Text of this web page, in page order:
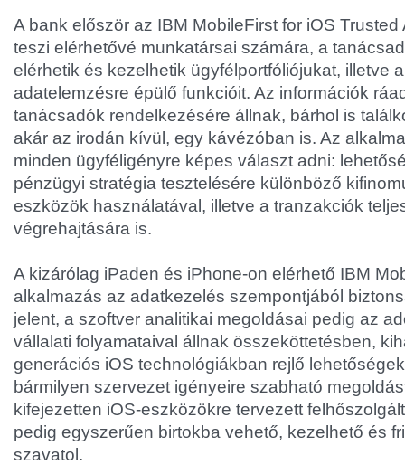
A bank először az IBM MobileFirst for iOS
teszi elérhetővé munkatársai számára, a
elérhetik és kezelhetik ügyfélportfóliójukat, illetve
adatelemzésre épülő funkcióit. Az információk
tanácsadók rendelkezésére állnak, bárhol is
akár az irodán kívül, egy kávézóban is. Az
minden ügyféligényre képes választ adni:
pénzügyi stratégia tesztelésére különböző
eszközök használatával, illetve a tranzakciók
végrehajtására is.
A kizárólag iPaden és iPhone-on elérhető IBM
alkalmazás az adatkezelés szempontjából
jelent, a szoftver analitikai megoldásai pedig az
vállalati folyamataival állnak összeköttetésben,
generációs iOS technológiákban rejlő
bármilyen szervezet igényeire szabható
kifejezetten iOS-eszközökre tervezett
pedig egyszerűen birtokba vehető, kezelhető és
szavatol.